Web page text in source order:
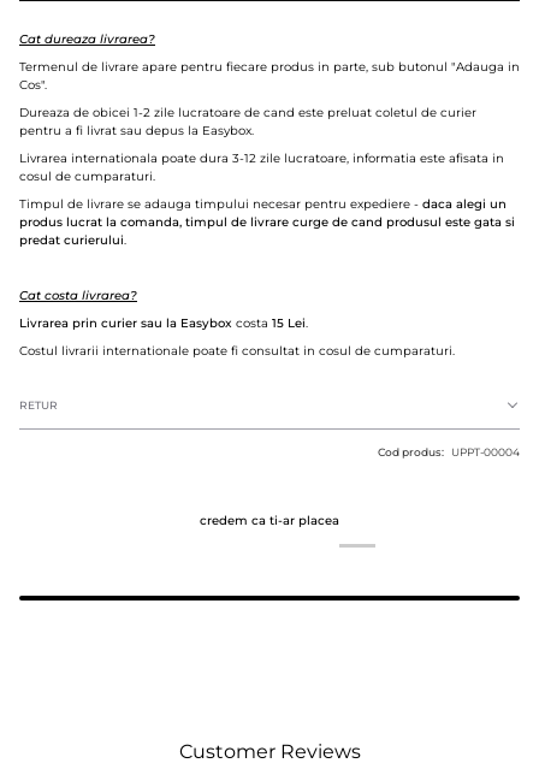
Cat dureaza livrarea?
Termenul de livrare apare pentru fiecare produs in parte, sub butonul "Adauga in
Cos".
Dureaza de obicei 1-2 zile lucratoare de cand este preluat coletul de curier
pentru a fi livrat sau depus la Easybox.
Livrarea internationala poate dura 3-12 zile lucratoare, informatia este afisata in
cosul de cumparaturi.
Timpul de livrare se adauga timpului necesar pentru expediere - daca alegi un
produs lucrat la comanda, timpul de livrare curge de cand produsul este gata si
predat curierului.
Cat costa livrarea?
Livrarea prin curier sau la Easybox costa 15 Lei.
Costul livrarii internationale poate fi consultat in cosul de cumparaturi.
RETUR
Cod produs: UPPT-00004
credem ca ti-ar placea
Customer Reviews